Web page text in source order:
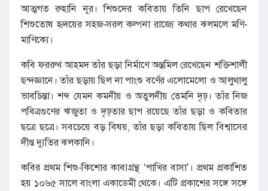
আত্মগত রুহানি নূর। শিশুদের কবিতায় তিনি ছাপ রেখেছেন
শিশুতোষ হৃদয়ের সহজ-সরল কল্পনা রাজ্যে কথার ঝলমলে মণি-
মাণিক্যে।
কবি ফররুখ আহমদ তাঁর ছড়া নির্মাণে অন্তমিল রেখেছেন শক্তিশালী
ছন্দজ্ঞানে। তাঁর ছড়ায় ছিল না পাংশু বর্ণের এলোমেলো ও আলুথালু
ভাবচিন্তা। শব্দ যেমন কমনীয় ও অতুলনীয় তেমনি দৃঢ়। তাঁর নিজ
পবিত্রগুণের ঋজুতা ও দৃঢ়তার ছাপ রয়েছে তাঁর ছড়া ও কবিতার
ছত্রে ছত্রে। সবচেয়ে বড় বিষয়, তাঁর ছড়া কবিতায় ছিল বিশ্বাসের
দীপ্ত দ্যুতির ঝলকানি।
কবির প্রথম শিশু-কিশোর কাব্যগ্রন্থ ‘পাখির বাসা’। প্রথম প্রকাশিত
হয় ১০৬৫ সালে বাংলা একাডেমী থেকে। এটি প্রকাশের সঙ্গে সঙ্গে